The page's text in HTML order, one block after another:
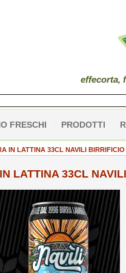
effecorta,
FRESCHI PRODOTTI
IN LATTINA 33CL NAVILI
LATTINA 33CL